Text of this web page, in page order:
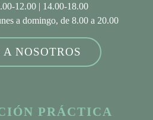
12.00 | 14.00-18.00
a domingo, de 8.00 a 20.00
NOSOTROS
PRÁCTICA